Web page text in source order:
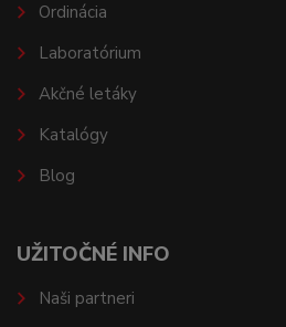
Ordinácia
Laboratórium
Akčné letáky
Katalógy
Blog
UŽITOČNÉ INFO
Naši partneri